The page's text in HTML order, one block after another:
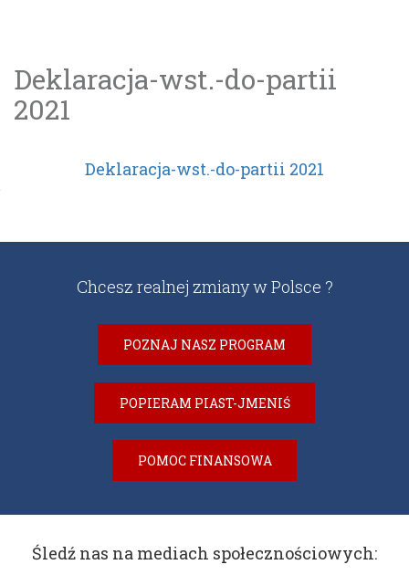
Deklaracja-wst.-do-partii
2021
Deklaracja-wst.-do-partii 2021
Chcesz realnej zmiany w Polsce ?
POZNAJ NASZ PROGRAM
POPIERAM PIAST-JMENIŚ
POMOC FINANSOWA
Śledź nas na mediach społecznościowych: